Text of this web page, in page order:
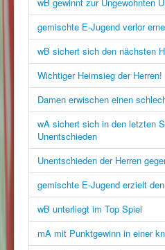
wB gewinnt zur Ungewohnten
gemischte E-Jugend verlor
wB sichert sich den nächsten
Wichtiger Heimsieg der Herren!
Damen erwischen einen
wA sichert sich in den letzten
Unentschieden
Unentschieden der Herren
gemischte E-Jugend erzielt
wB unterliegt im Top Spiel
mA mit Punktgewinn in einer